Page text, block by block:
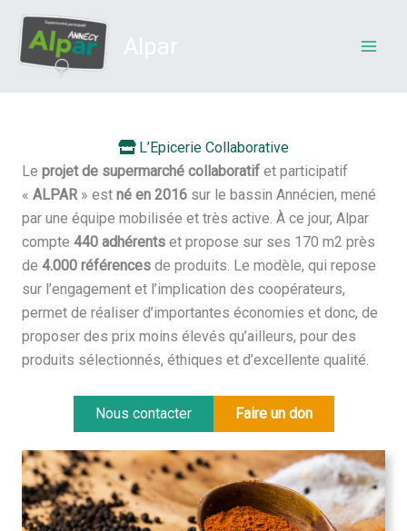
Aller
contenu
L’Epicerie Collaborative
Le projet de supermarché collaboratif et participatif
« ALPAR» est né en 2016 sur le bassin Annécien, mené
par une équipe mobilisée et très active. À ce jour, Alpar
compte 440 adhérents et propose sur ses 170 m2 près
de 4.000 références de produits. Le modèle, qui repose
sur l’engagement et l’implication des coopérateurs,
permet de réaliser d’importantes économies et donc, de
proposer des prix moins élevés qu’ailleurs, pour des
produits sélectionnés, éthiques et d’excellente qualité.
Nous contacter Faire un don